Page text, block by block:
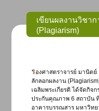
เขียนผลงานวิชา
(Plagiarism)
รองศาสตราจารย์ มานิตย์ จุมปา ได้บรรยาย เรื่อง เขียนผลงานวิชาการอย่างไร ไม่ละเมิดลิขสิทธิ์ และไม่เป็นการ
ลักลอกผลงาน
เฉลิมพระเกียรติ ได้จัดกิจ
ประกันคุณภาพ 6 สถาบัน
อาคารบรรณสาร มหาวิทย